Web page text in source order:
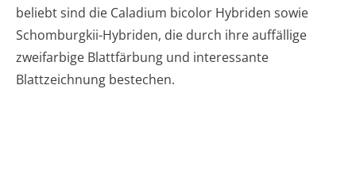
beliebt sind die Caladium bicolor Hybriden sowie
Schomburgkii-Hybriden, die durch ihre auffällige
zweifarbige Blattfärbung und interessante
Blattzeichnung bestechen.